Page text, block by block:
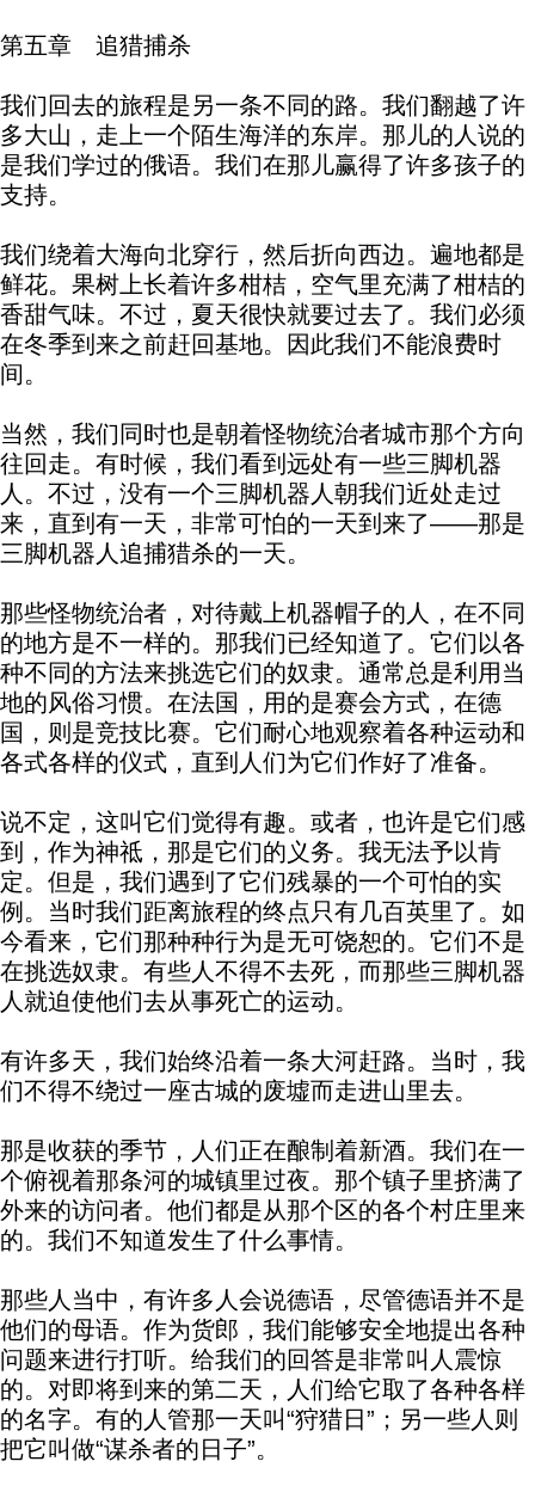
第五章 追猎捕杀
我们回去的旅程是另一条不同的路。我们翻越了许
多大山，走上一个陌生海洋的东岸。那儿的人说的
是我们学过的俄语。我们在那儿赢得了许多孩子的
支持。
我们绕着大海向北穿行，然后折向西边。遍地都是
鲜花。果树上长着许多柑桔，空气里充满了柑桔的
香甜气味。不过，夏天很快就要过去了。我们必须
在冬季到来之前赶回基地。因此我们不能浪费时
间。
当然，我们同时也是朝着怪物统治者城市那个方向
往回走。有时候，我们看到远处有一些三脚机器
人。不过，没有一个三脚机器人朝我们近处走过
来，直到有一天，非常可怕的一天到来了——那是
三脚机器人追捕猎杀的一天。
那些怪物统治者，对待戴上机器帽子的人，在不同
的地方是不一样的。那我们已经知道了。它们以各
种不同的方法来挑选它们的奴隶。通常总是利用当
地的风俗习惯。在法国，用的是赛会方式，在德
国，则是竞技比赛。它们耐心地观察着各种运动和
各式各样的仪式，直到人们为它们作好了准备。
说不定，这叫它们觉得有趣。或者，也许是它们感
到，作为神祗，那是它们的义务。我无法予以肯
定。但是，我们遇到了它们残暴的一个可怕的实
例。当时我们距离旅程的终点只有几百英里了。如
今看来，它们那种种行为是无可饶恕的。它们不是
在挑选奴隶。有些人不得不去死，而那些三脚机器
人就迫使他们去从事死亡的运动。
有许多天，我们始终沿着一条大河赶路。当时，我
们不得不绕过一座古城的废墟而走进山里去。
那是收获的季节，人们正在酿制着新酒。我们在一
个俯视着那条河的城镇里过夜。那个镇子里挤满了
外来的访问者。他们都是从那个区的各个村庄里来
的。我们不知道发生了什么事情。
那些人当中，有许多人会说德语，尽管德语并不是
他们的母语。作为货郎，我们能够安全地提出各种
问题来进行打听。给我们的回答是非常叫人震惊
的。对即将到来的第二天，人们给它取了各种各样
的名字。有的人管那一天叫“狩猎日”；另一些人则
把它叫做“谋杀者的日子”。